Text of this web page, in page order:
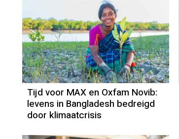
Tijd voor MAX en Oxfam Novib:
levens in Bangladesh bedreigd
door klimaatcrisis